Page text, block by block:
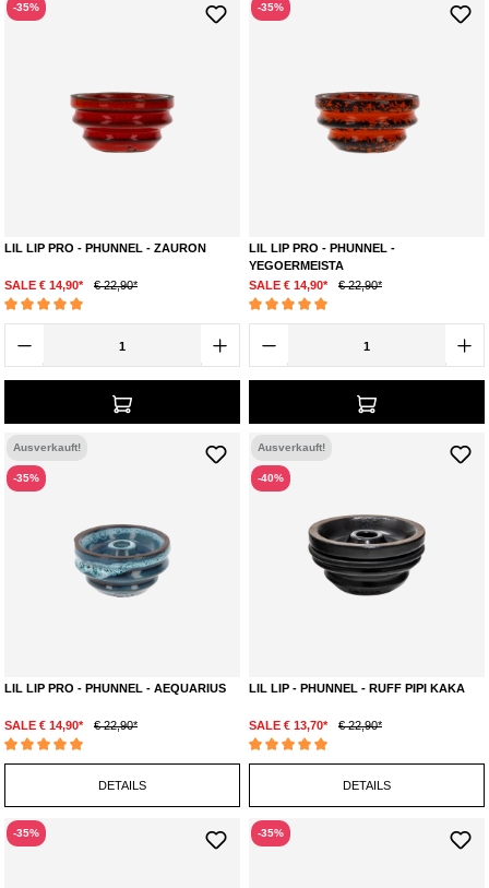
-35%
LIL LIP PRO - PHUNNEL - ZAURON
SALE € 14,90* € 22,90*
Durchschnittliche Bewertung von 5 von 5 Sternen
-35%
LIL LIP PRO - PHUNNEL -
YEGOERMEISTA
SALE € 14,90*
€ 22,90*
Durchschnittliche Bewertung von 5 von 5
Ausverkauft!
-35%
LIL LIP PRO - PHUNNEL - AEQUARIUS
SALE € 14,90* € 22,90*
Durchschnittliche Bewertung von 5 von 5 Sternen
DETAILS
Ausverkauft!
-40%
LIL LIP - PHUNNEL - RUFF PIPI KAKA
SALE € 13,70* € 22,90*
Durchschnittliche Bewertung von 5 von 5
DETAILS
-35% -35%